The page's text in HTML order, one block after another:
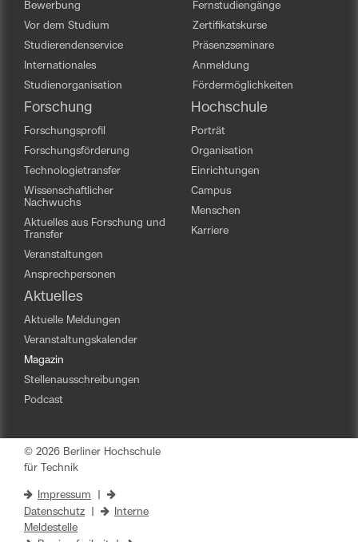
Bewerbung
Vor dem Studium
Studierendenservice
Internationales
Studienorganisation
Fernstudiengänge
Zertifikatskurse
Präsenzseminare
Anmeldung
Fördermöglichkeiten
Forschung
Forschungsprofil
Forschungsförderung
Technologietransfer
Wissenschaftlicher
Nachwuchs
Aktuelles aus Forschung und
Transfer
Veranstaltungen
Ansprechpersonen
Hochschule
Porträt
Organisation
Einrichtungen
Campus
Menschen
Karriere
Aktuelles
Aktuelle Meldungen
Veranstaltungskalender
Magazin
Stellenausschreibungen
Podcast
© 2026 Berliner Hochschule
für Technik
Impressum
Datenschutz
Interne
Meldestelle